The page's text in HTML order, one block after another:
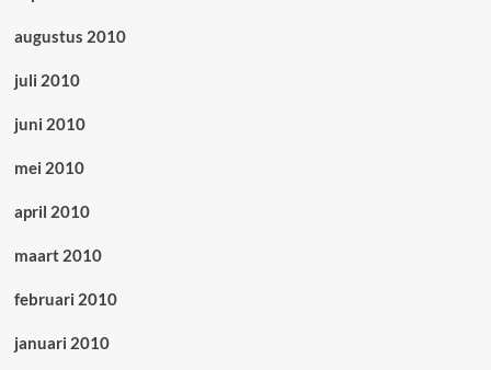
augustus 2010
juli 2010
juni 2010
mei 2010
april 2010
maart 2010
februari 2010
januari 2010